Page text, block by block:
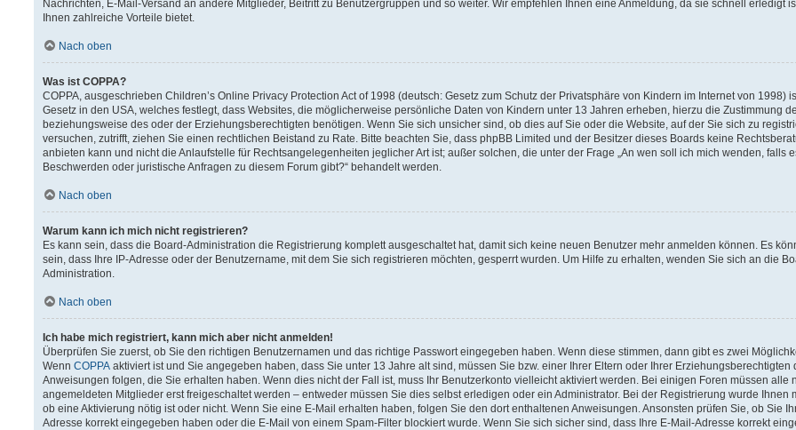
Nachrichten, E-Mail-Versand an andere Mitglieder, Beitritt zu Benutzergruppen und so weiter. Wir empfehlen Ihnen eine Anmeldung, da sie schnell erledigt
Ihnen zahlreiche Vorteile bietet.
Nach oben
Was ist COPPA?
COPPA, ausgeschrieben Children’s Online Privacy Protection Act of 1998 (deutsch: Gesetz zum Schutz der Privatsphäre von Kindern im Internet von 1998)
Gesetz in den USA, welches festlegt, dass Websites, die möglicherweise persönliche Daten von Kindern unter 13 Jahren erheben, hierzu die Zustimmung
beziehungsweise des oder der Erziehungsberechtigten benötigen. Wenn Sie sich unsicher sind, ob dies auf Sie oder die Website, auf der Sie sich zu
versuchen, zutrifft, ziehen Sie einen rechtlichen Beistand zu Rate. Bitte beachten Sie, dass phpBB Limited und der Besitzer dieses Boards keine
anbieten kann und nicht die Anlaufstelle für Rechtsangelegenheiten jeglicher Art ist; außer solchen, die unter der Frage „An wen soll ich mich wenden, falls
Beschwerden oder juristische Anfragen zu diesem Forum gibt?“ behandelt werden.
Nach oben
Warum kann ich mich nicht registrieren?
Es kann sein, dass die Board-Administration die Registrierung komplett ausgeschaltet hat, damit sich keine neuen Benutzer mehr anmelden können. Es
sein, dass Ihre IP-Adresse oder der Benutzername, mit dem Sie sich registrieren möchten, gesperrt wurden. Um Hilfe zu erhalten, wenden Sie sich an die
Administration.
Nach oben
Ich habe mich registriert, kann mich aber nicht anmelden!
Überprüfen Sie zuerst, ob Sie den richtigen Benutzernamen und das richtige Passwort eingegeben haben. Wenn diese stimmen, dann gibt es zwei
Wenn COPPA aktiviert ist und Sie angegeben haben, dass Sie unter 13 Jahre alt sind, müssen Sie bzw. einer Ihrer Eltern oder Ihrer Erziehungsberechtigten
Anweisungen folgen, die Sie erhalten haben. Wenn dies nicht der Fall ist, muss Ihr Benutzerkonto vielleicht aktiviert werden. Bei einigen Foren müssen alle
angemeldeten Mitglieder erst freigeschaltet werden – entweder müssen Sie dies selbst erledigen oder ein Administrator. Bei der Registrierung wurde Ihnen
ob eine Aktivierung nötig ist oder nicht. Wenn Sie eine E-Mail erhalten haben, folgen Sie den dort enthaltenen Anweisungen. Ansonsten prüfen Sie, ob Sie
Adresse korrekt eingegeben haben oder die E-Mail von einem Spam-Filter blockiert wurde. Wenn Sie sich sicher sind, dass Ihre E-Mail-Adresse korrekt